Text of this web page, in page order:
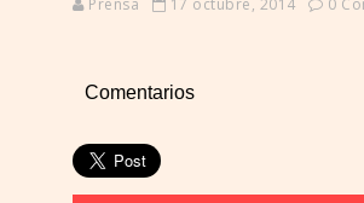
Comentarios